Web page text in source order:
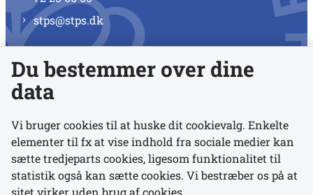
stps@stps.dk
Se alle kontaktnumre
Links
Udgivelser
Du bestemmer over dine
data
Vi bruger cookies til at huske dit cookievalg. Enkelte
elementer til fx at vise indhold fra sociale medier kan
sætte tredjeparts cookies, ligesom funktionalitet til
statistik også kan sætte cookies. Vi bestræber os på at
sitet virker uden brug af cookies.